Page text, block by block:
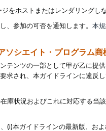
をホストまたはレンダリングし
、参加の可否を通知します。 本
ソシエイト・プログラム
テンツの一部として甲が乙に提
求され、本ガイドラインに違反
庫状況およびこれに対応する
(i)本ガイドラインの最新版、お